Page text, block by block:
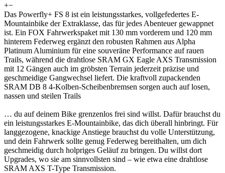
+−
Das Powerfly+ FS 8 ist ein leistungsstarkes, vollgefedertes E-
Mountainbike der Extraklasse, das für jedes Abenteuer gewappnet
ist. Ein FOX Fahrwerkspaket mit 130 mm vorderem und 120 mm
hinterem Federweg ergänzt den robusten Rahmen aus Alpha
Platinum Aluminium für eine souveräne Performance auf rauen
Trails, während die drahtlose SRAM GX Eagle AXS Transmission
mit 12 Gängen auch im gröbsten Terrain jederzeit präzise und
geschmeidige Gangwechsel liefert. Die kraftvoll zupackenden
SRAM DB 8 4-Kolben-Scheibenbremsen sorgen auch auf losen,
nassen und steilen Trails
… du auf deinem Bike grenzenlos frei sind willst. Dafür brauchst du
ein leistungsstarkes E-Mountainbike, das dich überall hinbringt. Für
langgezogene, knackige Anstiege brauchst du volle Unterstützung,
und dein Fahrwerk sollte genug Federweg bereithalten, um dich
geschmeidig durch holpriges Geläuf zu bringen. Du willst dort
Upgrades, wo sie am sinnvollsten sind – wie etwa eine drahtlose
SRAM AXS T-Type Transmission.